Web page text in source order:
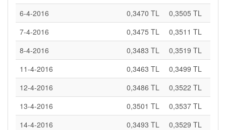
6-4-2016
0,3470 TL
0,3505 TL
7-4-2016
0,3475 TL
0,3511 TL
8-4-2016
0,3483 TL
0,3519 TL
11-4-2016
0,3463 TL
0,3499 TL
12-4-2016
0,3486 TL
0,3522 TL
13-4-2016
0,3501 TL
0,3537 TL
14-4-2016
0,3493 TL
0,3529 TL